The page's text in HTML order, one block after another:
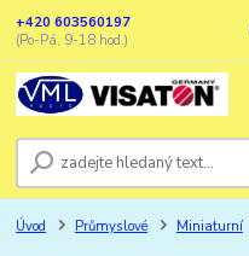
+420 603560197
(Po-Pá, 9-18 hod.)
Úvod Průmyslové Miniaturní